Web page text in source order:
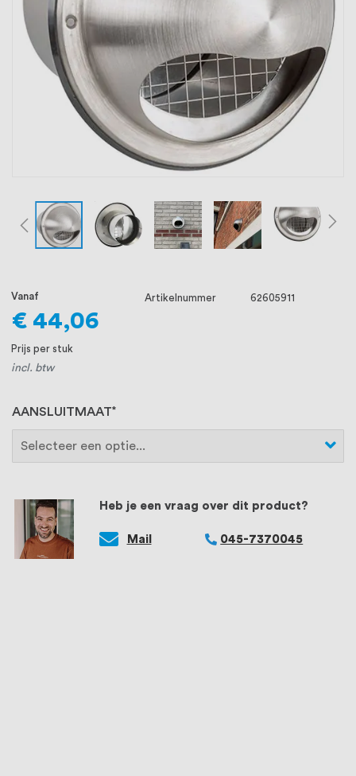
ons voorop, want we geloven dat een
goede relatie met onze klanten het
verschil maakt.
Heb je een vraag over dit product?
Mail 045-7370045
AANSLUITMAAT
Vanaf
€ 44,06
Prijs per stuk
incl. btw
Artikelnummer 62605911